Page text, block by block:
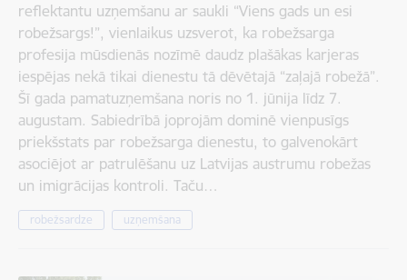
reflektantu uzņemšanu ar saukli “Viens gads un esi
robežsargs!”, vienlaikus uzsverot, ka robežsarga
profesija mūsdienās nozīmē daudz plašākas karjeras
iespējas nekā tikai dienestu tā dēvētajā “zaļajā robežā”.
Šī gada pamatuzņemšana noris no 1. jūnija līdz 7.
augustam. Sabiedrībā joprojām dominē vienpusīgs
priekšstats par robežsarga dienestu, to galvenokārt
asociējot ar patrulēšanu uz Latvijas austrumu robežas
un imigrācijas kontroli. Taču…
robežsardze uzņemšana